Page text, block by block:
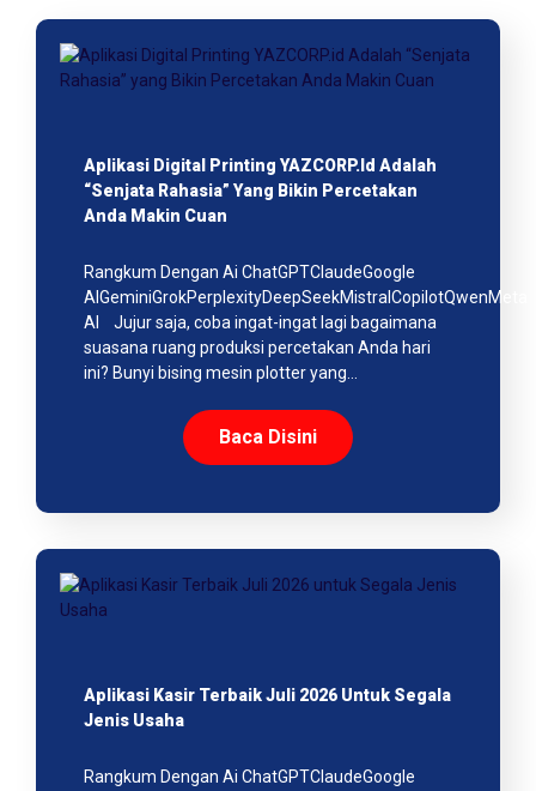
Aplikasi Digital Printing YAZCORP.id Adalah
“Senjata Rahasia” Yang Bikin Percetakan
Anda Makin Cuan
Rangkum Dengan Ai ChatGPTClaudeGoogle
AIGeminiGrokPerplexityDeepSeekMistralCopilotQwenMeta
AI Jujur saja, coba ingat-ingat lagi bagaimana
suasana ruang produksi percetakan Anda hari
ini? Bunyi bising mesin plotter yang…
Baca Disini
Aplikasi Kasir Terbaik Juli 2026 Untuk Segala
Jenis Usaha
Rangkum Dengan Ai ChatGPTClaudeGoogle